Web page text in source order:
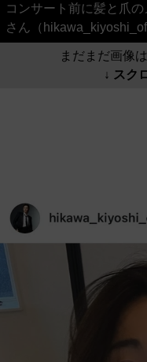
コンサート前に髪と爪
さん（
まだまだ画像
↓ スク